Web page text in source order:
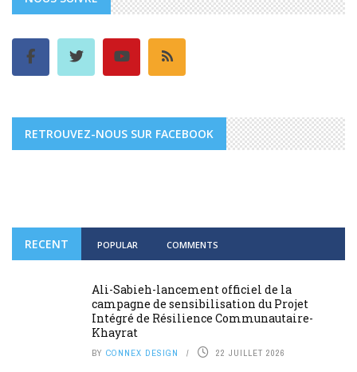
RETROUVEZ-NOUS SUR FACEBOOK
RECENT POPULAR COMMENTS
Ali-Sabieh-lancement officiel de la
campagne de sensibilisation du Projet
Intégré de Résilience Communautaire-
Khayrat
BY CONNEX DESIGN 22 JUILLET 2026